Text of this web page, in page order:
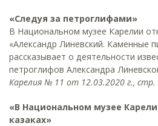
«Следуя за петроглифами»
В Национальном музее Карелии
«Александр Линевский. Каменные
рассказывает о деятельности
петроглифов Александра
Карелия № 11 от 12.03.2020 г., стр.
«В Национальном музее
казаках»